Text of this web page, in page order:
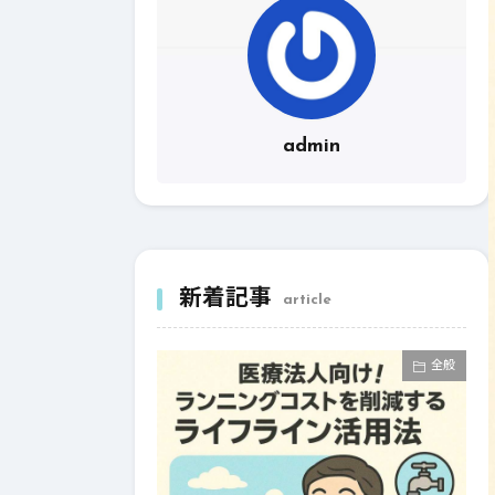
admin
新着記事 article
全般